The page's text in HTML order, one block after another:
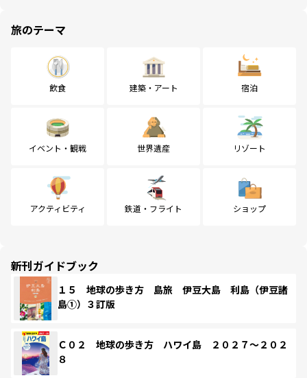
旅のテーマ
飲食 建築・アート 宿泊
イベント・観戦 世界遺産 リゾート
アクティビティ 鉄道・フライト ショップ
新刊ガイドブック
１５ 地球の歩き方 島旅 伊豆大島 利島（伊豆諸
島①）３訂版
Ｃ０２ 地球の歩き方 ハワイ島 ２０２７～２０２
８